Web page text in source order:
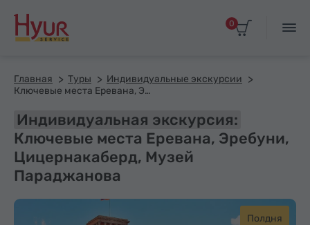
0
Главная Туры
Индивидуальные экскурсии
Ключевые места Еревана, Эребуни, Цицернакаберд, Музей Параджанова
Индивидуальная экскурсия:
Ключевые места Еревана, Эребуни,
Цицернакаберд, Музей
Параджанова
Полдня